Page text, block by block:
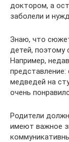
доктором, а
заболели и
Знаю, что
детей,
Например,
медведей на
очень
Родители
имеют важное